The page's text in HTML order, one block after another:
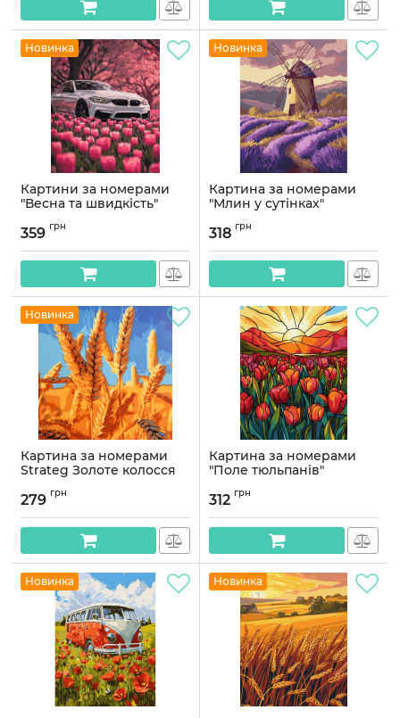
Новинка
Картини за номерами
"Весна та швидкість"
Артикул:
359 грн
Новинка
Картина за номерами
"Млин у сутінках"
11089-AC 40х50 см
Артикул:11089-AC
318 грн
Новинка
Картина за номерами
Strateg Золоте колосся
Артикул:
279 грн
Картина за номерами
"Поле тюльпанів"
Артикул:
312 грн
Новинка Новинка